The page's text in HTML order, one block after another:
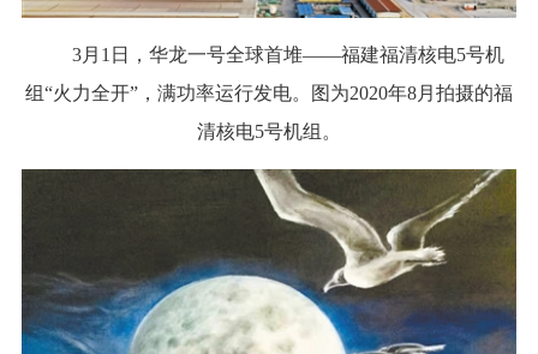
3月1日，华龙一号全球首堆——福建福清核电5号机
组“火力全开”，满功率运行发电。图为2020年8月拍摄的福
清核电5号机组。